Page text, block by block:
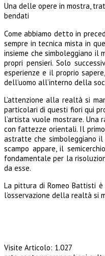
Una delle opere in mostra,
bendati
Come abbiamo detto in
sempre in tecnica mista in
insieme che simboleggiano il
propri pensieri. Solo
esperienze e il proprio
dell’uomo all’interno della
L’attenzione alla realtà si
particolari di questi fiori qui
l’artista vuole mostrare. Una
con fattezze orientali. Il
astratte che simboleggiano
scampo appare, il
fondamentale per la
da esse.
La pittura di Romeo Battisti
l’osservazione della realtà si
Visite Articolo: 1.027